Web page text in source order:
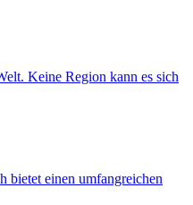
Keine Region kann es sich
bietet einen umfangreichen